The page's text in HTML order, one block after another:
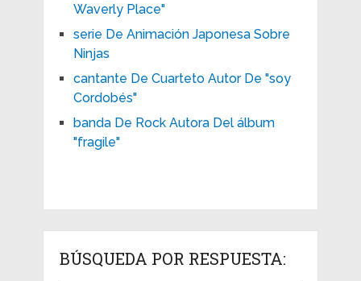
Waverly Place"
serie De Animación Japonesa Sobre
Ninjas
cantante De Cuarteto Autor De "soy
Cordobés"
banda De Rock Autora Del álbum
"fragile"
BÚSQUEDA POR RESPUESTA: